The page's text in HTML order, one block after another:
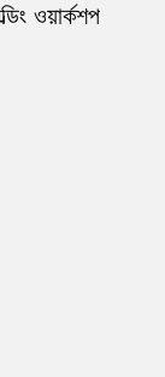
ওয়ার্কশপ